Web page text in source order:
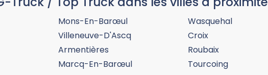
Mons-En-Barœul
Villeneuve-D'Ascq
Armentières
Marcq-En-Barœul
Wasquehal
Croix
Roubaix
Tourcoing